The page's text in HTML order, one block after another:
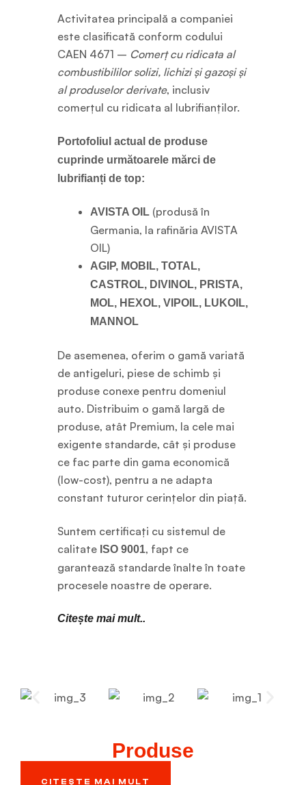
Activitatea principală a companiei
este clasificată conform codului
CAEN 4671 – Comerț cu ridicata al
combustibililor solizi, lichizi și gazoși și
al produselor derivate, inclusiv
comerțul cu ridicata al lubrifianților.
Portofoliul actual de produse
cuprinde următoarele mărci de
lubrifianți de top:
AVISTA OIL (produsă în
Germania, la rafinăria AVISTA
OIL)
AGIP, MOBIL, TOTAL,
CASTROL, DIVINOL, PRISTA,
MOL, HEXOL, VIPOIL, LUKOIL,
MANNOL
De asemenea, oferim o gamă variată
de antigeluri, piese de schimb și
produse conexe pentru domeniul
auto. Distribuim o gamă largă de
produse, atât Premium, la cele mai
exigente standarde, cât și produse
ce fac parte din gama economică
(low-cost), pentru a ne adapta
constant tuturor cerințelor din piață.
Suntem certificați cu sistemul de
calitate ISO 9001, fapt ce
garantează standarde înalte în toate
procesele noastre de operare.
Citește mai mult..
Produse
CITEȘTE MAI MULT